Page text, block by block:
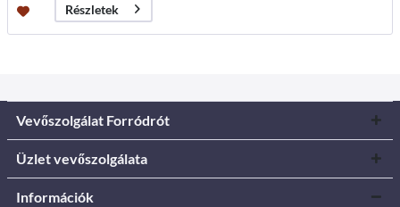
Részletek
Vevőszolgálat Forródrót
Üzlet vevőszolgálata
Információk